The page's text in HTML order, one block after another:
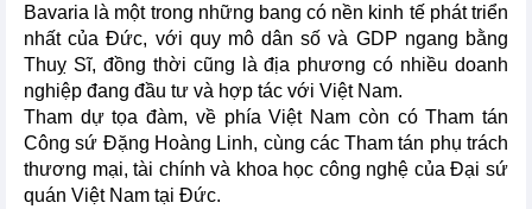
Bavaria là một trong những bang có nền kinh tế phát triển
nhất của Đức, với quy mô dân số và GDP ngang bằng
Thuỵ Sĩ, đồng thời cũng là địa phương có nhiều doanh
nghiệp đang đầu tư và hợp tác với Việt Nam.
Tham dự tọa đàm, về phía Việt Nam còn có Tham tán
Công sứ Đặng Hoàng Linh, cùng các Tham tán phụ trách
thương mại, tài chính và khoa học công nghệ của Đại sứ
quán Việt Nam tại Đức.